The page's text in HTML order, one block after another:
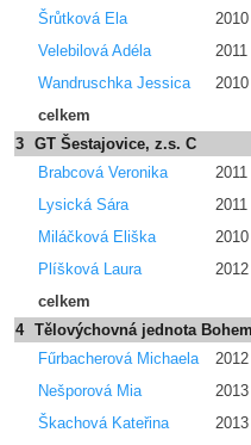
Šrůtková Ela
2010
Velebilová Adéla
2011
Wandruschka Jessica
2010
celkem
3 GT Šestajovice, z.s. C
Brabcová Veronika
2011
Lysická Sára
2011
Miláčková Eliška
2010
Plíšková Laura
2012
celkem
4 Tělovýchovná jednota
Fűrbacherová Michaela
2012
Nešporová Mia
2013
Škachová Kateřina
2013